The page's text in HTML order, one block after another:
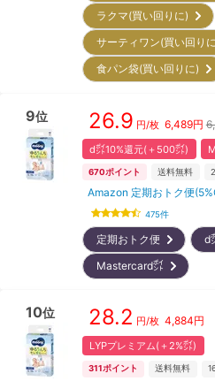
ラクマ(買い回りに)
サーティワン(買い回
食パン袋(買い回りに)
9位 26.9 円/枚 6,489円
d㌽10%還元(＋500㌽)
670ポイント 送料無料
Amazon 定期おトク便
475件
定期おトク便
d
Mastercard㌽
10位 28.2 円/枚 4,884円
LYPプレミアム(＋2%㌽)
311 ポイント 送料無料